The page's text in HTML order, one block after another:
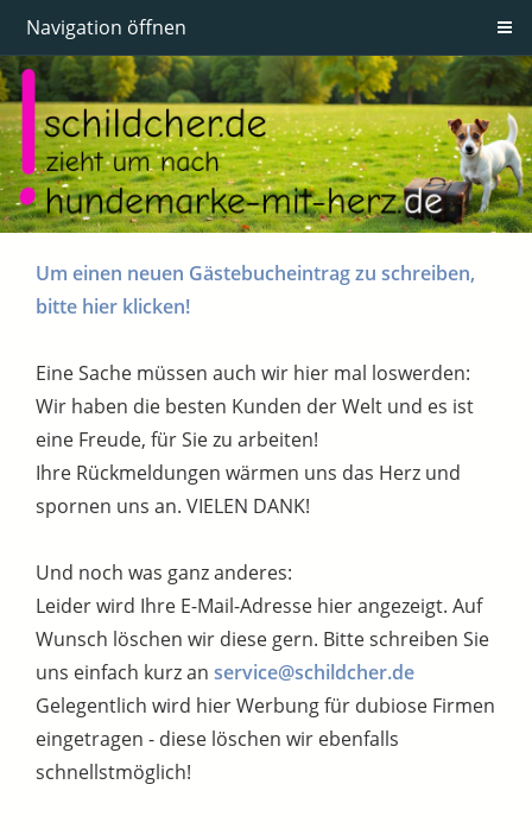
Navigation öffnen
Um einen neuen Gästebucheintrag zu schreiben,
bitte hier klicken!
Eine Sache müssen auch wir hier mal loswerden:
Wir haben die besten Kunden der Welt und es ist
eine Freude, für Sie zu arbeiten!
Ihre Rückmeldungen wärmen uns das Herz und
spornen uns an. VIELEN DANK!
Und noch was ganz anderes:
Leider wird Ihre E-Mail-Adresse hier angezeigt. Auf
Wunsch löschen wir diese gern. Bitte schreiben Sie
uns einfach kurz an service@schildcher.de
Gelegentlich wird hier Werbung für dubiose Firmen
eingetragen - diese löschen wir ebenfalls
schnellstmöglich!